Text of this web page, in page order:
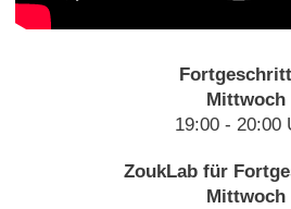
Mittwoch
19:00 - 20:00
ZoukLab für
Mittwoch